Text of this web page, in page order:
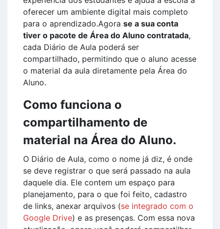
oferecer um ambiente digital mais completo
para o aprendizado.Agora se a sua conta
tiver o pacote de Área do Aluno contratada,
cada Diário de Aula poderá ser
compartilhado, permitindo que o aluno acesse
o material da aula diretamente pela Área do
Aluno.
Como funciona o
compartilhamento de
material na Área do Aluno.
O Diário de Aula, como o nome já diz, é onde
se deve registrar o que será passado na aula
daquele dia. Ele contem um espaço para
planejamento, para o que foi feito, cadastro
de links, anexar arquivos (se integrado com o
Google Drive) e as presenças. Com essa nova